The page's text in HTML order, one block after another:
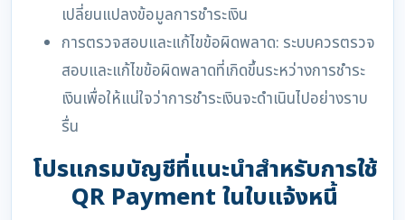
เปลี่ยนแปลงข้อมูลการชำระเงิน
การตรวจสอบและแก้ไขข้อผิดพลาด: ระบบควรตรวจ
สอบและแก้ไขข้อผิดพลาดที่เกิดขึ้นระหว่างการชำระ
เงินเพื่อให้แน่ใจว่าการชำระเงินจะดำเนินไปอย่างราบ
รื่น
โปรแกรมบัญชีที่แนะนำสำหรับการใช้
QR Payment ในใบแจ้งหนี้